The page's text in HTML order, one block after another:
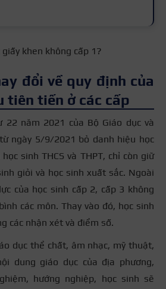
khen không cấp 1?
đổi về quy định của
tiên tiến ở các cấp
22 năm 2021 của Bộ Giáo dục và
ngày 5/9/2021 bỏ danh hiệu học
sinh THCS và THPT, chỉ còn giữ
giỏi và học sinh xuất sắc. Ngoài
của học sinh cấp 2, cấp 3 không
các môn. Thay vào đó, học sinh
các nhận xét và điểm số.
dục thể chất, âm nhạc, mỹ thuật,
dung giáo dục của địa phương,
hướng nghiệp, học sinh sẽ